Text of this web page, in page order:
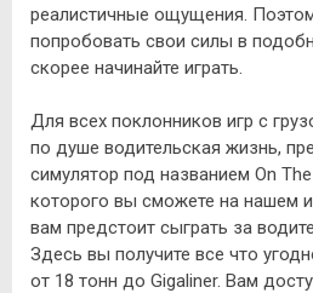
реалистичные ощущения.
попробовать свои силы в
скорее начинайте играть.
Для всех поклонников игр с
по душе водительская жизнь,
симулятор под названием On
которого вы сможете на нашем
вам предстоит сыграть за
Здесь вы получите все что
от 18 тонн до Gigaliner. Вам